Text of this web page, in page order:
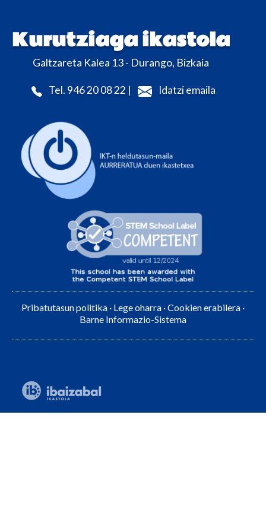
Kurutziaga ikastola
Galtzareta Kalea 13 - Durango, Bizkaia
Tel. 946 20 08 22 | Idatzi emaila
Pribatutasun politika · Lege oharra ·Cookien erabilera ·
Barne Informazio-Sistema